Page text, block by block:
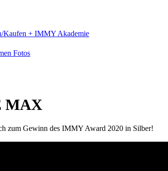
Kaufen + IMMY Akademie
Fotos
MAX
zum Gewinn des IMMY Award 2020 in Silber!